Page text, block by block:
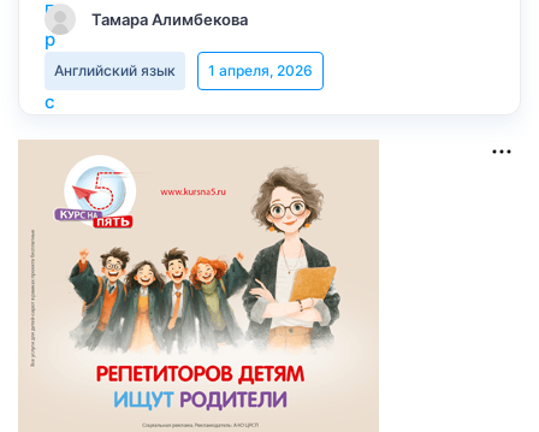
Тамара Алимбекова
Английский язык 1 апреля, 2026